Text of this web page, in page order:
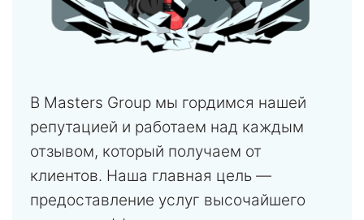
В Masters Group мы гордимся нашей
репутацией и работаем над каждым
отзывом, который получаем от
клиентов. Наша главная цель —
предоставление услуг высочайшего